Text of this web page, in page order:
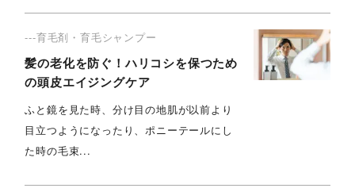
---育毛剤・育毛シャンプー
髪の老化を防ぐ！ハリコシを保つため
の頭皮エイジングケア
ふと鏡を見た時、分け目の地肌が以前より
目立つようになったり、ポニーテールにし
た時の毛束...